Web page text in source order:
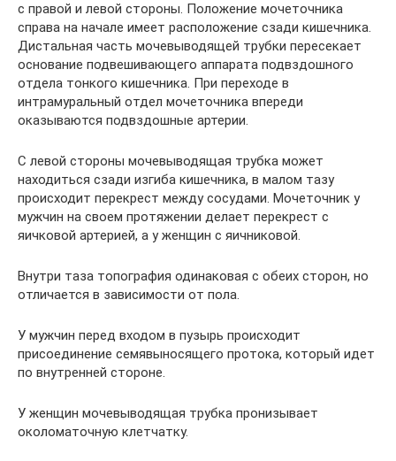
с правой и левой стороны. Положение мочеточника
справа на начале имеет расположение сзади кишечника.
Дистальная часть мочевыводящей трубки пересекает
основание подвешивающего аппарата подвздошного
отдела тонкого кишечника. При переходе в
интрамуральный отдел мочеточника впереди
оказываются подвздошные артерии.
С левой стороны мочевыводящая трубка может
находиться сзади изгиба кишечника, в малом тазу
происходит перекрест между сосудами. Мочеточник у
мужчин на своем протяжении делает перекрест с
яичковой артерией, а у женщин с яичниковой.
Внутри таза топография одинаковая с обеих сторон, но
отличается в зависимости от пола.
У мужчин перед входом в пузырь происходит
присоединение семявыносящего протока, который идет
по внутренней стороне.
У женщин мочевыводящая трубка пронизывает
околоматочную клетчатку.